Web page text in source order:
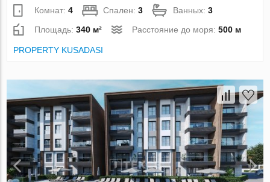
Комнат:4 Спален:3 Ванных:3
Площадь:340 м² Расстояние до моря:500 м
PROPERTY KUSADASI